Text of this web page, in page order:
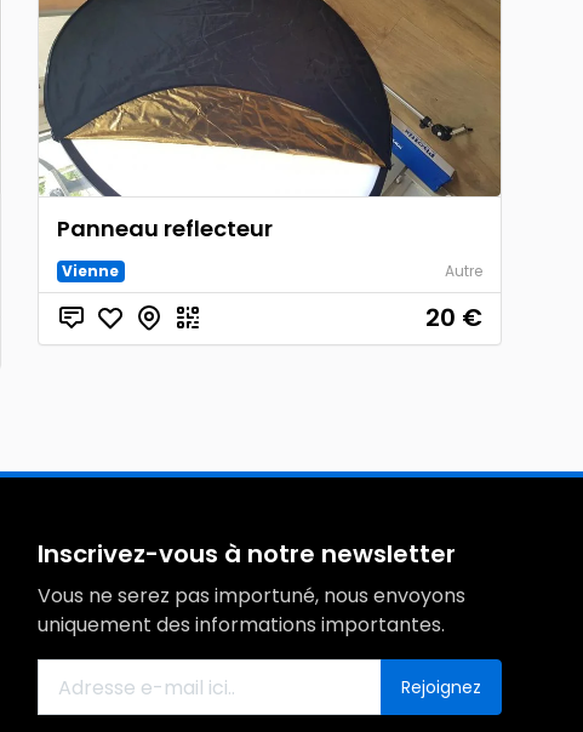
Panneau reflecteur
Vienne Autre
20 €
Inscrivez-vous à notre newsletter
Vous ne serez pas importuné, nous envoyons
uniquement des informations importantes.
Rejoignez